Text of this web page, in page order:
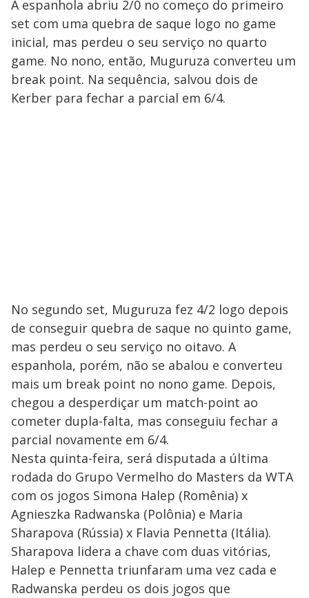
A espanhola abriu 2/0 no começo do primeiro
set com uma quebra de saque logo no game
inicial, mas perdeu o seu serviço no quarto
game. No nono, então, Muguruza converteu um
break point. Na sequência, salvou dois de
Kerber para fechar a parcial em 6/4.
No segundo set, Muguruza fez 4/2 logo depois
de conseguir quebra de saque no quinto game,
mas perdeu o seu serviço no oitavo. A
espanhola, porém, não se abalou e converteu
mais um break point no nono game. Depois,
chegou a desperdiçar um match-point ao
cometer dupla-falta, mas conseguiu fechar a
parcial novamente em 6/4.
Nesta quinta-feira, será disputada a última
rodada do Grupo Vermelho do Masters da WTA
com os jogos Simona Halep (Romênia) x
Agnieszka Radwanska (Polônia) e Maria
Sharapova (Rússia) x Flavia Pennetta (Itália).
Sharapova lidera a chave com duas vitórias,
Halep e Pennetta triunfaram uma vez cada e
Radwanska perdeu os dois jogos que